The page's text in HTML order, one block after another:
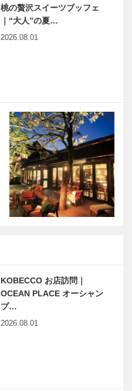
桃の贅沢スイーツブッフェ
｜“大人”の夏…
2026.08.01
KOBECCO お店訪問｜
OCEAN PLACE オーシャン
プ…
2026.08.01